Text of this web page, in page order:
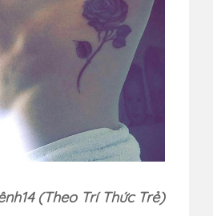
(Theo Trí Thức Trẻ)